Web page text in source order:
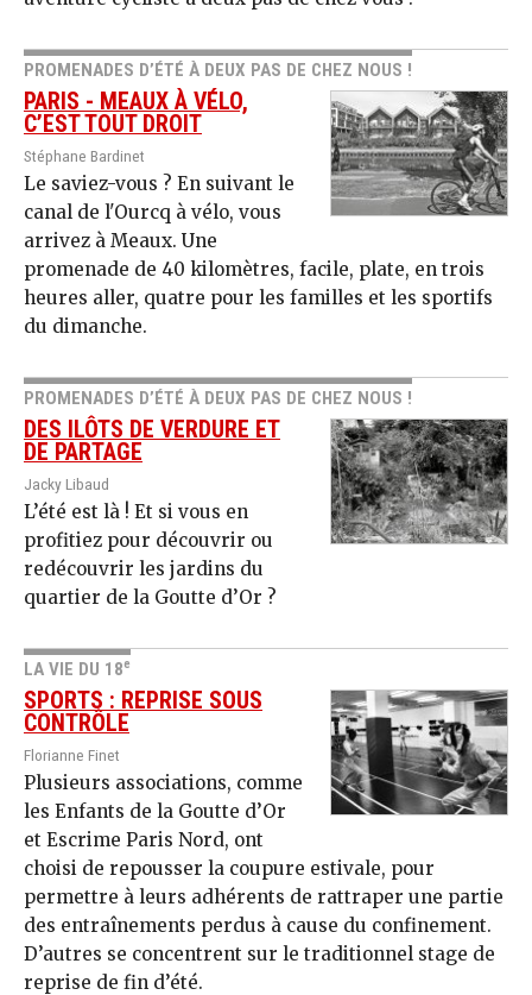
PROMENADES D’ÉTÉ À DEUX PAS DE CHEZ NOUS !
PARIS - MEAUX À VÉLO,
C’EST TOUT DROIT
Stéphane Bardinet
Le saviez-vous ? En suivant le
canal de l'Ourcq à vélo, vous
arrivez à Meaux. Une
promenade de 40 kilomètres, facile, plate, en trois
heures aller, quatre pour les familles et les sportifs
du dimanche.
PROMENADES D’ÉTÉ À DEUX PAS DE CHEZ NOUS !
DES ILÔTS DE VERDURE ET
DE PARTAGE
Jacky Libaud
L’été est là ! Et si vous en
profitiez pour découvrir ou
redécouvrir les jardins du
quartier de la Goutte d’Or ?
LA VIE DU 18e
SPORTS : REPRISE SOUS
CONTRÔLE
Florianne Finet
Plusieurs associations, comme
les Enfants de la Goutte d’Or
et Escrime Paris Nord, ont
choisi de repousser la coupure estivale, pour
permettre à leurs adhérents de rattraper une partie
des entraînements perdus à cause du confinement.
D’autres se concentrent sur le traditionnel stage de
reprise de fin d’été.